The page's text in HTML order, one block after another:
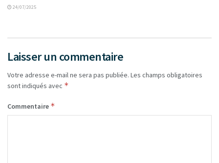
24/07/2025
Laisser un commentaire
Votre adresse e-mail ne sera pas publiée. Les champs obligatoires
sont indiqués avec *
Commentaire *